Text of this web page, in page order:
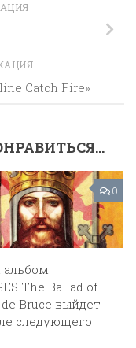
Catch Fire»
0
The Ballad of
Bruce выйдет
следующего